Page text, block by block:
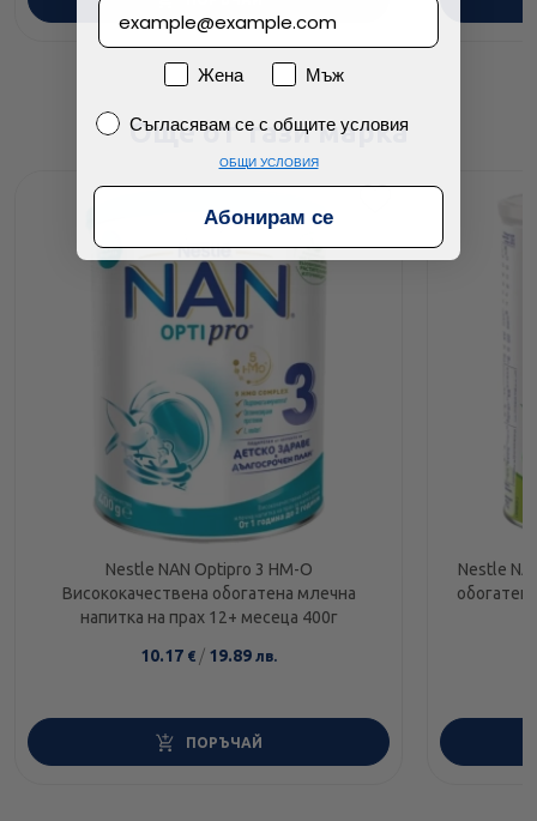
Още от тази марка
Nestle NAN Optipro 3 HM-O
Висококачественa обогатенa млечна
напитка на прах 12+ месеца 400г
10.17 € / 19.89 лв.
ПОРЪЧАЙ
Nestle
ПолЖена
Мъж
Съгласявам се с общите условия
Съгласявам се с общите условия
ОБЩИ УСЛОВИЯ
Абонирам се